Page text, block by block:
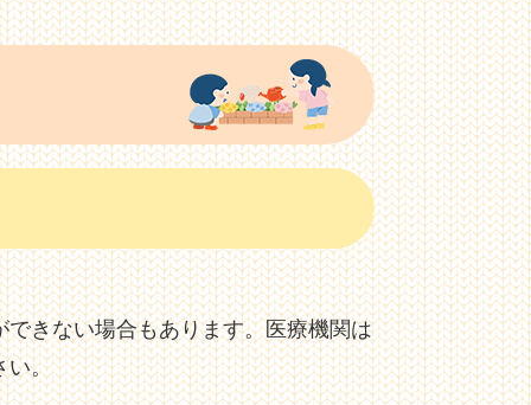
きない場合もあります。医療機関は
い。